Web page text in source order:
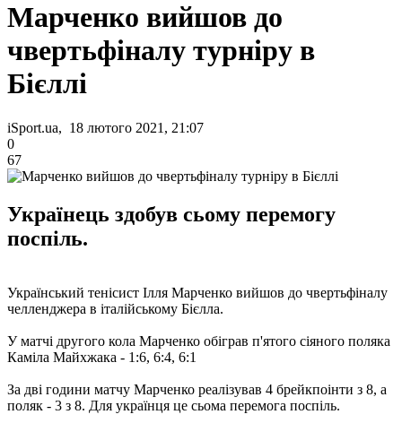
Марченко вийшов до
чвертьфіналу турніру в
Бієллі
iSport.ua, 18 лютого 2021, 21:07
0
67
Українець здобув сьому перемогу
поспіль.
Український тенісист Ілля Марченко вийшов до чвертьфіналу
челленджера в італійському Бієлла.
У матчі другого кола Марченко обіграв п'ятого сіяного поляка
Каміла Майхжака - 1:6, 6:4, 6:1
За дві години матчу Марченко реалізував 4 брейкпоінти з 8, а
поляк - 3 з 8. Для українця це сьома перемога поспіль.